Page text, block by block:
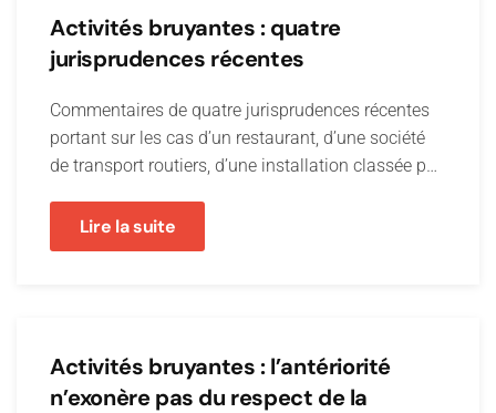
Activités bruyantes : quatre
jurisprudences récentes
Commentaires de quatre jurisprudences récentes
portant sur les cas d’un restaurant, d’une société
de transport routiers, d’une installation classée p…
Lire la suite
Activités bruyantes : l’antériorité
n’exonère pas du respect de la